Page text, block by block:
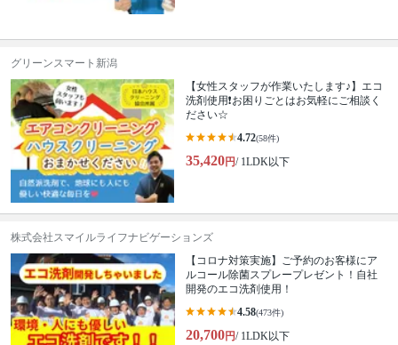
グリーンスマート新潟
【女性スタッフが作業いたします♪】エコ
洗剤使用❗️お困りごとはお気軽にご相談く
ださい☆
4.72(58件)
35,420円/ 1LDK以下
株式会社スマイルライフナビゲーションズ
【コロナ対策実施】ご予約のお客様にア
ルコール除菌スプレープレゼント！自社
開発のエコ洗剤使用！
4.58(473件)
20,700円/ 1LDK以下